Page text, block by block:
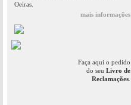
Oeiras.
mais informações
Faça aqui o pedido
do seu Livro de
Reclamações